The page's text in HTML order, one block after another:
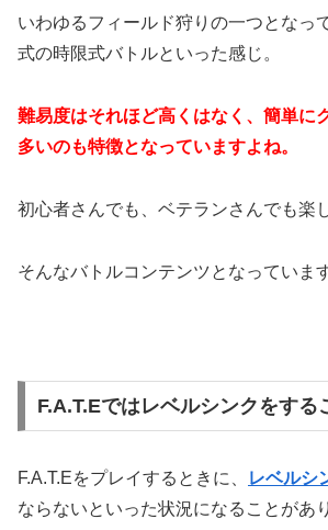
いわゆるフィールド狩りの一つとなっ
式の時限式バトルといった感じ。
難易度はそれほど高くはなく、簡単に
多いのも特徴となっていますよね。
初心者さんでも、ベテランさんでも楽
そんなバトルコンテンツとなっています
F.A.T.Eではレベルシンクをする
F.A.T.Eをプレイするときに、 レベルシ
ならないといった状況になることがあ